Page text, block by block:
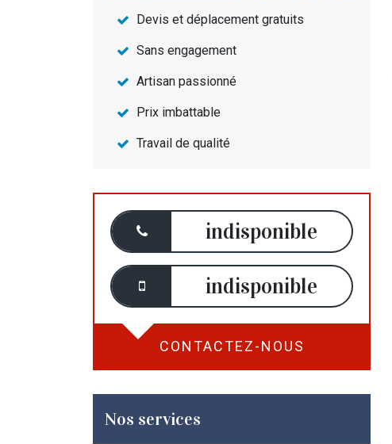
Devis et déplacement gratuits
Sans engagement
Artisan passionné
Prix imbattable
Travail de qualité
indisponible
indisponible
CONTACTEZ-NOUS
Nos services